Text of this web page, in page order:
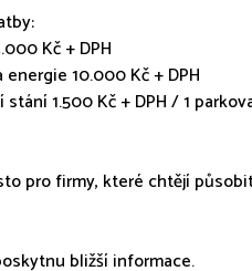
Kč + DPH
energie 10.000 Kč + DPH
stání 1.500 Kč + DPH / 1
pro firmy, které chtějí
bližší informace.